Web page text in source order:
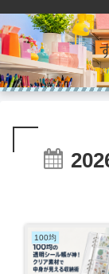
100均